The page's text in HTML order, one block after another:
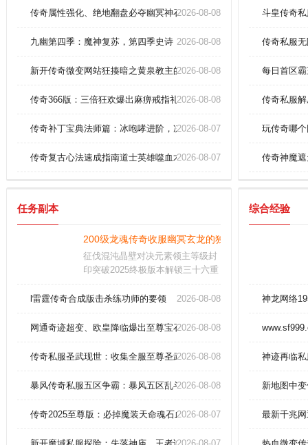
家要注意哦，某些地图是不能使用
方。建议玩家优先完成主线任务和
验值。
传奇属性强化、绝地翻盘必夺幽冥神石！2026-08-08
九幽第四季：魔神复苏，第四季史诗 2026-08-08
新开传奇微变网站狂揍暗之黄泉教主的计谋？
2026-08-08
传奇366版：三倍狂欢爆出麻痹戒指礼包，散人逆袭必抢！
2026-08-08
传奇补丁宝典法师篇：冰咆哮进阶，冻结天地万物！
2026-08-07
传奇复古心法速成指南道士英雄噬血术？2026-08-07
斗皇传奇
传奇私服
每日首区
传奇私服
玩传奇哪
传奇神魔
任务副本
200级龙魂传奇收服幽冥玄龙的独家攻略！
征伐混沌晶壁对决元素领主等级封
印突破2025终极版本解锁三十六重
遗宝历史版本紫装可淬炼为永恒之
l雷霆传奇合成版击杀练功师的要领 2026-08-08
网通奇迹超变、欧皇降临爆出至尊宝石666！
2026-08-08
传奇私服圣武现世：收集全服至尊圣武套，横扫战场无敌！
2026-08-08
暴风传奇私服五区争霸：暴风五区乱斗，至尊龙纹剑等你争夺！
2026-08-08
传奇2025至尊版：必掉魔装天命魂石血洗沙巴克！
2026-08-07
综合经验
神龙网络
神迹再临
新地图中
最新千兆